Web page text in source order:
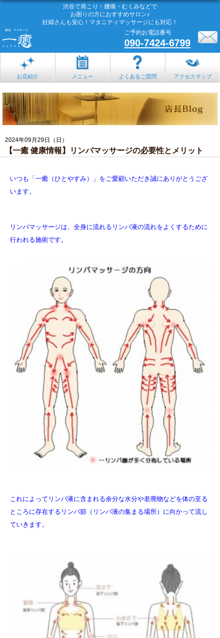
渋谷で肩こり・腰痛・むくみなどで
お困りの方におすすめサロン♪
妊婦さんも安心！マタニティマッサージにも対応！
ご予約お電話番号
090-7424-6799
お店紹介 メニュー よくあるご質問 アクセスマップ
2024年09月29日（日）
【一癒 健康情報】リンパマッサージの必要性とメリット
いつも「一癒（ひとやすみ）」をご愛顧いただき誠にありがとうござ
います。
リンパマッサージは、全身に流れるリンパ液の流れをよくするために
行われる施術です。
これによってリンパ液に含まれる余分な水分や老廃物などを体の至る
ところに存在するリンパ節（リンパ液の集まる場所）に向かって流し
ていきます。